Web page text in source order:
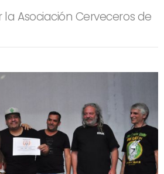
Asociación Cerveceros de